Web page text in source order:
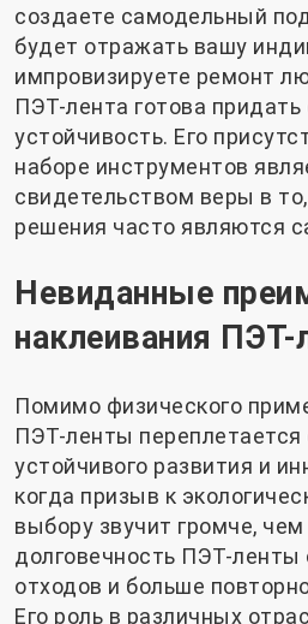
создаете самодельный
будет отражать вашу
импровизируете ремонт
ПЭТ-лента готова
устойчивость. Его
наборе инструментов
свидетельством веры в
решения часто являются
Невиданные
наклеивания ПЭТ-
Помимо физического
ПЭТ-ленты
устойчивого развития и
когда призыв к
выбору звучит громче, чем
долговечность ПЭТ-ленты
отходов и больше
Его роль в различных